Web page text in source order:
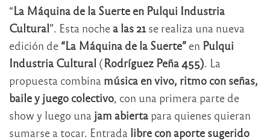
“La Máquina de la Suerte en Pulqui Industria
Cultural”. Esta noche a las 21 se realiza una nueva
edición de “La Máquina de la Suerte” en Pulqui
Industria Cultural (Rodríguez Peña 455) . La
propuesta combina música en vivo, ritmo con señas,
baile y juego colectivo , con una primera parte de
show y luego una jam abierta para quienes quieran
sumarse a tocar. Entrada libre con aporte sugerido